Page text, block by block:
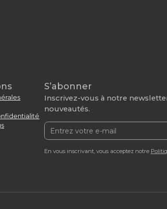
S’abonner
Inscrivez-vous à notre
nouveautés.
En vous inscrivant, vous acceptez notre